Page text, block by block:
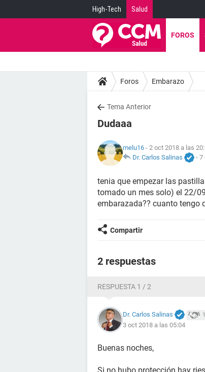
High-Tech Salud
FOROS
Foros Embarazo
Tema Anterior
Dudaaa
melu16 - 2 oct 2018 a las
Dr. Carlos Salinas
- 7
tenia que empezar las
tomado un mes solo) el 22/
embarazada?? cuanto tengo
Compartir
2 respuestas
RESPUESTA 1 / 2
Dr. Carlos Salinas
3 oct 2018 a las 05:04
Buenas noches,